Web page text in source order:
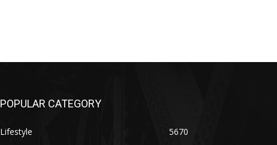
POPULAR CATEGORY
Lifestyle
5670